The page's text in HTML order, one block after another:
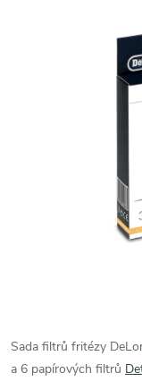
Sada filtrů fritézy
a 6 papírových filtrů